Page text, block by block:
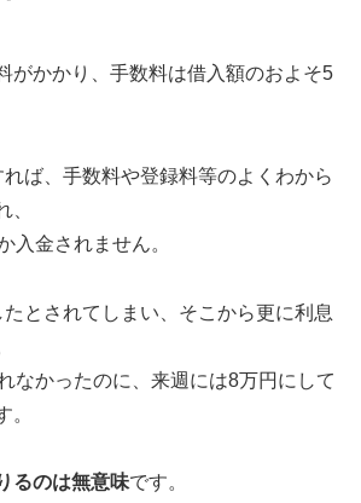
がかかり、手数料は借入額のおよそ5
ば、手数料や登録料等のよくわから
、
入金されません。
とされてしまい、そこから更に利息
なかったのに、来週には8万円にして
。
るのは無意味です。